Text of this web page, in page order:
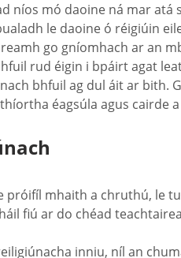
níos mó daoine ná mar
le daoine ó réigiúin
go gníomhach ar an
rud éigin i bpáirt agat
bhfuil ag dul áit ar
éagsúla agus cairde
próifíl mhaith a chruthú, le
fiú ar do chéad
inniu, níl an